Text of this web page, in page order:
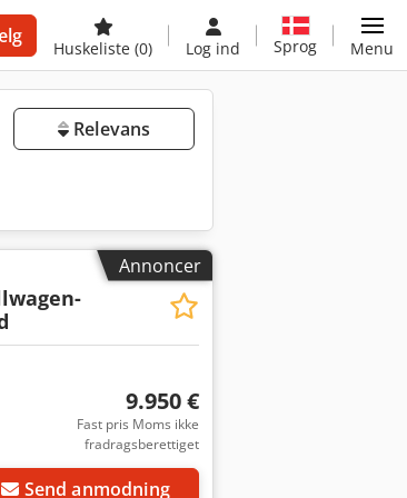
Huskeliste (0) Log ind Sprog Menu
Relevans
Annoncer
9.950 €
Fast pris Moms ikke
fradragsberettiget
Send anmodning